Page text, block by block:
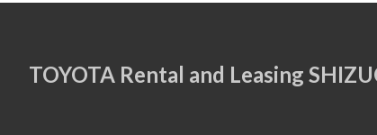
TOYOTA Rental and Leasing